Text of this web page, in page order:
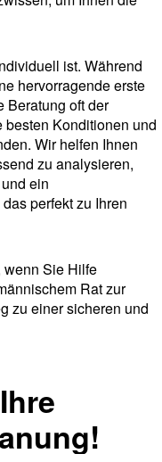
ist. Während
hervorragende erste
Beratung oft der
Konditionen und
Wir helfen Ihnen
zu analysieren,
ein
perfekt zu Ihren
wenn Sie Hilfe
Rat zur
zu einer sicheren und